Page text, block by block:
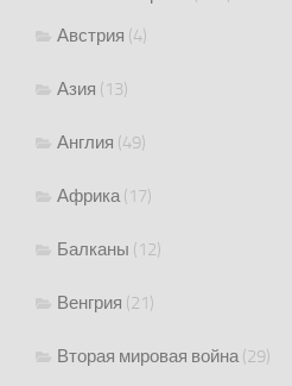
Австрия (4)
Азия (13)
Англия (49)
Африка(17)
Балканы (12)
Венгрия (21)
Вторая мировая война(29)